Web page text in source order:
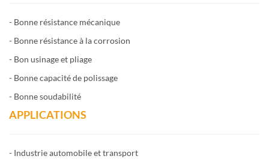
- Bonne résistance mécanique
- Bonne résistance à la corrosion
- Bon usinage et pliage
- Bonne capacité de polissage
- Bonne soudabilité
APPLICATIONS
- Industrie automobile et transport